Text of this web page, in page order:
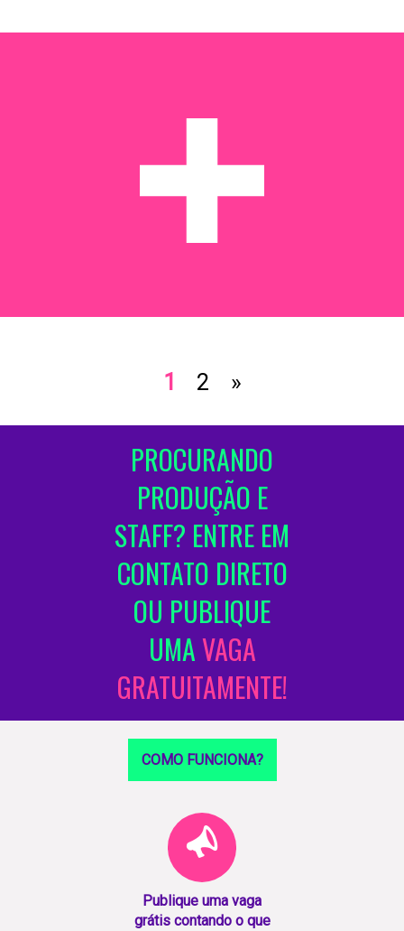
1 2 »
PROCURANDO
PRODUÇÃO E
STAFF? ENTRE EM
CONTATO DIRETO
OU PUBLIQUE
UMAVAGA
GRATUITAMENTE!
COMO FUNCIONA?
Publique uma vaga
grátis contando o que